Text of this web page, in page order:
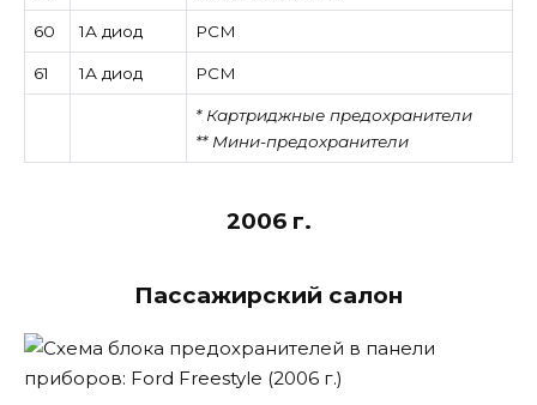
60 1А диод PCM
61 1А диод PCM
* Картриджные предохранители
** Мини-предохранители
2006 г.
Пассажирский салон